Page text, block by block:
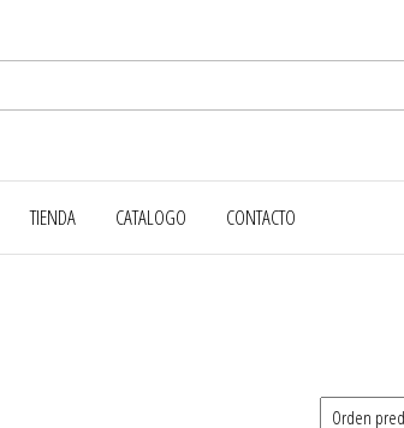
TIENDA CATALOGO CONTACTO